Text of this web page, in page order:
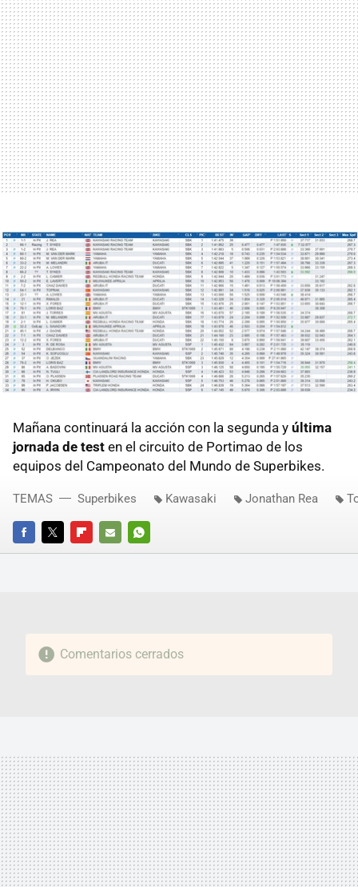
Mañana continuará la acción con la segunda y última
jornada de test en el circuito de Portimao de los
equipos del Campeonato del Mundo de Superbikes.
FACEBOOKTWITTERFLIPBOARD
E-
WHATSAPP
TEMAS Superbikes Kawasaki Jonathan Rea
Comentarios cerrados